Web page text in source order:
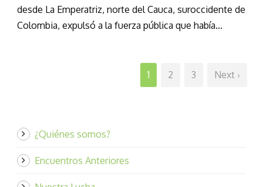
desde La Emperatriz, norte del Cauca, suroccidente de
Colombia, expulsó a la fuerza pública que había...
1 2 3 Next ›
¿Quiénes somos?
Encuentros Anteriores